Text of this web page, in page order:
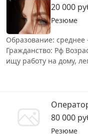
20 000
Резюме
Образование:
Гражданство: Рф
ищу работу на дому,
80 000
Резюме